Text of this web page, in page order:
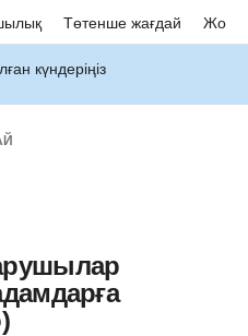
Төтенше жағдай Жол
күндеріңіз